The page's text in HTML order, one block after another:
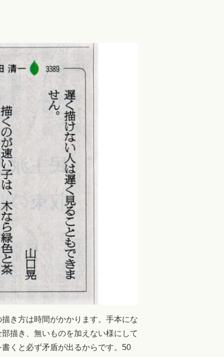
き方は時間がかかります。手本にな
描き、無いものを加えない様にして
くと必ず矛盾が出るからです。50